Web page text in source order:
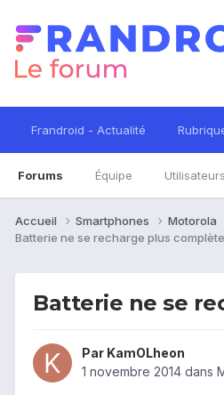
Frandroid - Actualité
Forums Équipe
Accueil Smartphones Motorola
Batterie ne se recharge plus
Batterie ne se
Par KamOLheon
1 novembre 2014 dans